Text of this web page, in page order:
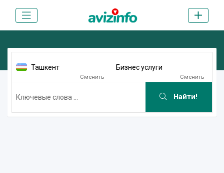
Ташкент
Сменить
Бизнес услуги
Сменить
Найти!